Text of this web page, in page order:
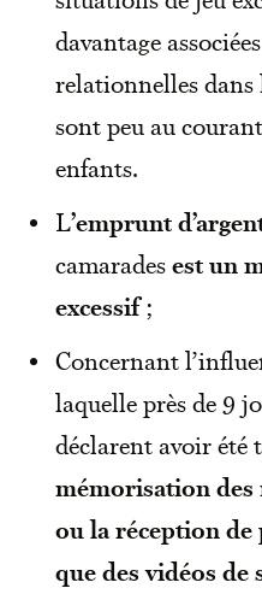
davantage
relationnelles dans
sont peu au
enfants.
L’emprunt
camaradesest un
excessif;
Concernant
laquelle près de 9
déclarent avoir été
mémorisation des
ou la réception de
que des vidéos